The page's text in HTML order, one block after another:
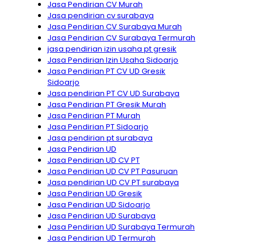
Jasa Pendirian CV Murah
Jasa pendirian cv surabaya
Jasa Pendirian CV Surabaya Murah
Jasa Pendirian CV Surabaya Termurah
jasa pendirian izin usaha pt gresik
Jasa Pendirian Izin Usaha Sidoarjo
Jasa Pendirian PT CV UD Gresik
Sidoarjo
Jasa pendirian PT CV UD Surabaya
Jasa Pendirian PT Gresik Murah
Jasa Pendirian PT Murah
Jasa Pendirian PT Sidoarjo
Jasa pendirian pt surabaya
Jasa Pendirian UD
Jasa Pendirian UD CV PT
Jasa Pendirian UD CV PT Pasuruan
Jasa pendirian UD CV PT surabaya
Jasa Pendirian UD Gresik
Jasa Pendirian UD Sidoarjo
Jasa Pendirian UD Surabaya
Jasa Pendirian UD Surabaya Termurah
Jasa Pendirian UD Termurah